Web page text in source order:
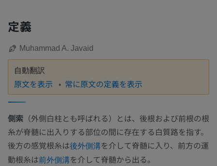
定義
Muhammad A. Javaid
自動翻訳
原文を表示 常に原文の定義を表示
側索 （外側白柱とも呼ばれる）とは、後根および前根の根
糸が脊髄に出入りする部位の間に存在する白質路を指す。
後方の感覚根糸は後外側溝を介して脊髄に入り、前方の運
動根糸は前外側溝を介して脊髄から出る。